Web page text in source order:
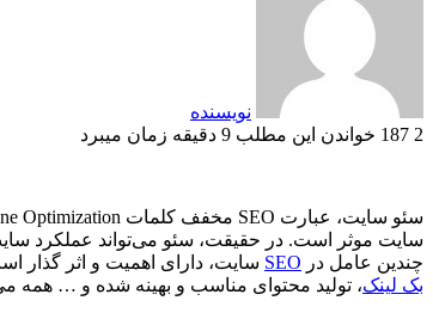
نویسنده
2
خواندن این مطلب 9 دقیقه زمان میبرد
سایت موثر است. در حقیقت، سئو می‌تواند عملکرد سایت
چندین عامل در SEO سایت، دارای اهمیت و اثر گذار
بک لینک، تولید محتوای مناسب و بهینه شده و … همه